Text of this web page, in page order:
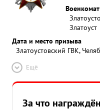
Военкомат
Златоуст
Дата и место призыва
Златоустовский ГВК,
Ещё
За что награждён